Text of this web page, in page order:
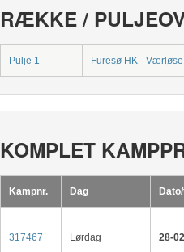
RÆKKE /
Pulje 1 Furesø HK - Værløse
KOMPLET
Kampnr. Dag
317467 Lørdag 28-